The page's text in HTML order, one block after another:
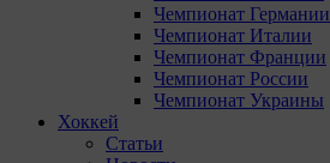
Чемпионат Германии
Чемпионат Италии
Чемпионат Франции
Чемпионат России
Чемпионат Украины
Хоккей
Статьи